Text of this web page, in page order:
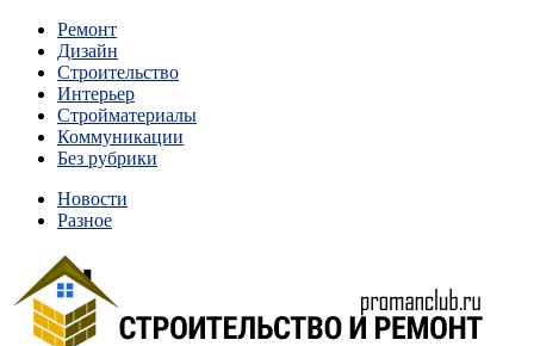
Перейти
содержимому
Ремонт
Дизайн
Строительство
Интерьер
Стройматериалы
Коммуникации
Без рубрики
Новости
Разное